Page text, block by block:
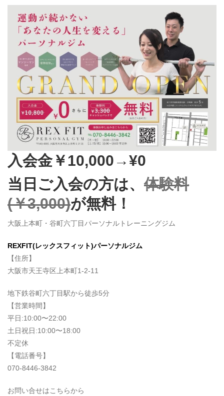
入会金￥10,000→¥0
当日ご入会の方は、 体験料
(￥3,000)が無料！
大阪上本町・谷町六丁目パーソナルトレーニングジム
REXFIT(レックスフィット)パーソナルジム
【住所】
大阪市天王寺区上本町1-2-11
地下鉄谷町六丁目駅から徒歩5分
【営業時間】
平日:10:00〜22:00
土日祝日:10:00〜18:00
不定休
【電話番号】
070-8446-3842
お問い合せはこちらから